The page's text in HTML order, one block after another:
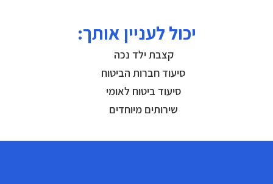
יכול לעניין אותך:
קצבת ילד נכה
סיעוד חברות הביטוח
סיעוד ביטוח לאומי
שירותים מיוחדים